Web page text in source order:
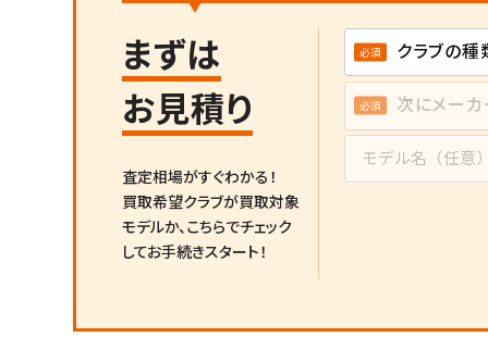
まずは
お見積り
査定相場がすぐわかる！
買取希望クラブが買取対象
モデルか、 こちらでチェック
してお手続きスタート！